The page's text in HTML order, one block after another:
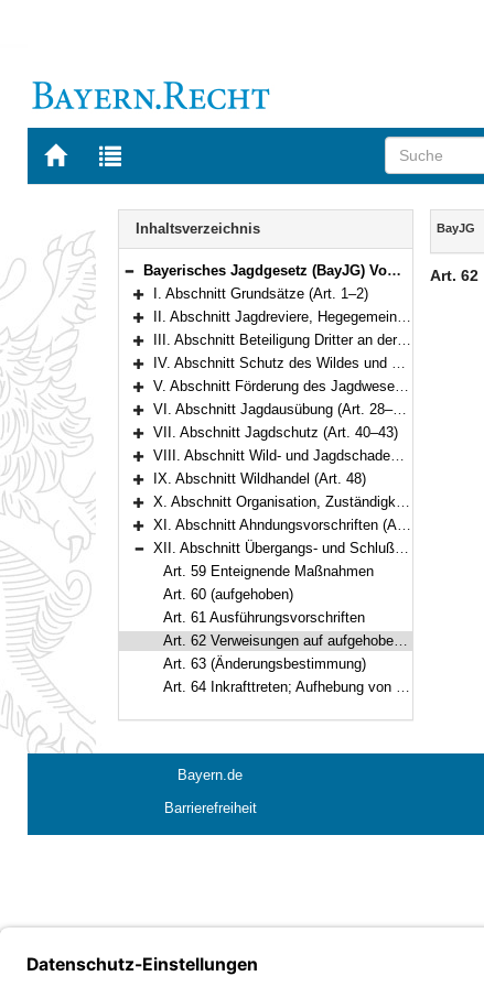
Zur
BAYERN.RECHT
Zur
letzten
Navigation
Inhaltsverzeichnis
Bereich reduzieren
Bayerisches Jagdgesetz (BayJG) Vom 13. Oktober 1978 (BayRS V S. 595) BayRS 792-1-W (Art. 1–64)
Bereich erweitern
I. Abschnitt Grundsätze (Art. 1–2)
Bereich erweitern
II. Abschnitt Jagdreviere, Hegegemeinschaften (Art. 3–13)
Bereich erweitern
III. Abschnitt Beteiligung Dritter an der Ausübung des Jagdrechts (Art. 14–20)
Bereich erweitern
IV. Abschnitt Schutz des Wildes und seiner Lebensräume (Art. 21–25)
Bereich erweitern
V. Abschnitt Förderung des Jagdwesens (Art. 26–27)
Bereich erweitern
VI. Abschnitt Jagdausübung (Art. 28–39)
Bereich erweitern
VII. Abschnitt Jagdschutz (Art. 40–43)
Bereich erweitern
VIII. Abschnitt Wild- und Jagdschaden (Art. 44–47a)
Bereich erweitern
IX. Abschnitt Wildhandel (Art. 48)
Bereich erweitern
X. Abschnitt Organisation, Zuständigkeit, Verfahren (Art. 49–54)
Bereich erweitern
XI. Abschnitt Ahndungsvorschriften (Art. 55–58)
Bereich reduzieren
XII. Abschnitt Übergangs- und Schlußvorschriften (Art. 59–64)
Art. 59 Enteignende Maßnahmen
Art. 60 (aufgehoben)
Art. 61 Ausführungsvorschriften
Art. 62 Verweisungen auf aufgehobene Vorschriften
Art. 63 (Änderungsbestimmung)
Art. 64 Inkrafttreten; Aufhebung von Vorschriften
Inhalt
BayJG
Art. 62
Bayern.de
Barrierefreiheit